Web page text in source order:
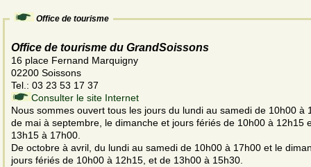
Office de tourisme
Office de tourisme du GrandSoissons
16 place Fernand Marquigny
02200 Soissons
Tel.: 03 23 53 17 37
Consulter le site Internet
Nous sommes ouvert tous les jours du lundi au samedi de 10h00 à
de mai à septembre, le dimanche et jours fériés de 10h00 à 12h15
13h15 à 17h00.
De octobre à avril, du lundi au samedi de 10h00 à 17h00 et le
jours fériés de 10h00 à 12h15, et de 13h00 à 15h30.